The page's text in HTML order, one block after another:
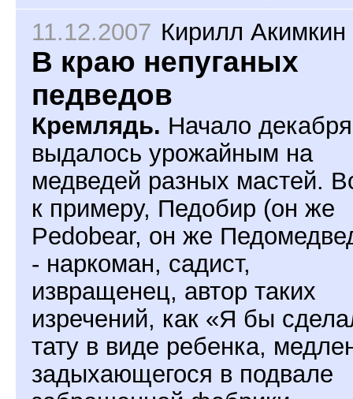
11.12.2007 Кирилл Акимкин
В краю непуганых
педведов
Кремлядь. Начало декабря
выдалось урожайным на
медведей разных мастей.
к примеру, Педобир (он же
Pedobear, он же
- наркоман, садист,
извращенец, автор таких
изречений, как «Я бы
тату в виде ребенка,
задыхающегося в подвале